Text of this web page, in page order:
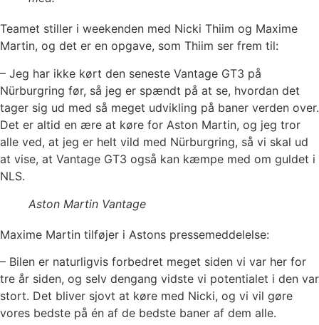
Teamet stiller i weekenden med Nicki Thiim og Maxime
Martin, og det er en opgave, som Thiim ser frem til:
– Jeg har ikke kørt den seneste Vantage GT3 på
Nürburgring før, så jeg er spændt på at se, hvordan det
tager sig ud med så meget udvikling på baner verden over.
Det er altid en ære at køre for Aston Martin, og jeg tror
alle ved, at jeg er helt vild med Nürburgring, så vi skal ud
at vise, at Vantage GT3 også kan kæmpe med om guldet i
NLS.
Aston Martin Vantage
Maxime Martin tilføjer i Astons pressemeddelelse:
– Bilen er naturligvis forbedret meget siden vi var her for
tre år siden, og selv dengang vidste vi potentialet i den var
stort. Det bliver sjovt at køre med Nicki, og vi vil gøre
vores bedste på én af de bedste baner af dem alle.